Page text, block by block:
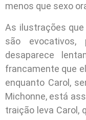
menos que sexo
As ilustrações
são
desaparece
francamente que
enquanto Carol,
Michonne, está
traição leva Carol,